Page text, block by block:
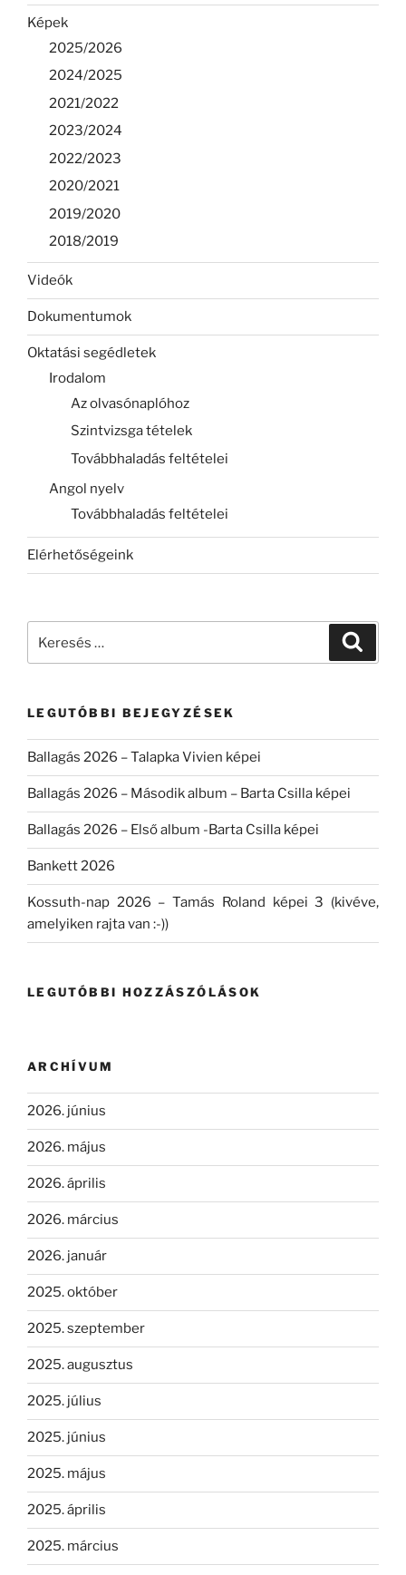
Képek
2025/2026
2024/2025
2021/2022
2023/2024
2022/2023
2020/2021
2019/2020
2018/2019
Videók
Dokumentumok
Oktatási segédletek
Irodalom
Az olvasónaplóhoz
Szintvizsga tételek
Továbbhaladás feltételei
Angol nyelv
Továbbhaladás feltételei
Elérhetőségeink
LEGUTÓBBI BEJEGYZÉSEK
Ballagás 2026 – Talapka Vivien képei
Ballagás 2026 – Második album – Barta Csilla képei
Ballagás 2026 – Első album -Barta Csilla képei
Bankett 2026
Kossuth-nap 2026 – Tamás Roland képei 3 (kivéve,
amelyiken rajta van :-))
LEGUTÓBBI HOZZÁSZÓLÁSOK
ARCHÍVUM
2026. június
2026. május
2026. április
2026. március
2026. január
2025. október
2025. szeptember
2025. augusztus
2025. július
2025. június
2025. május
2025. április
2025. március